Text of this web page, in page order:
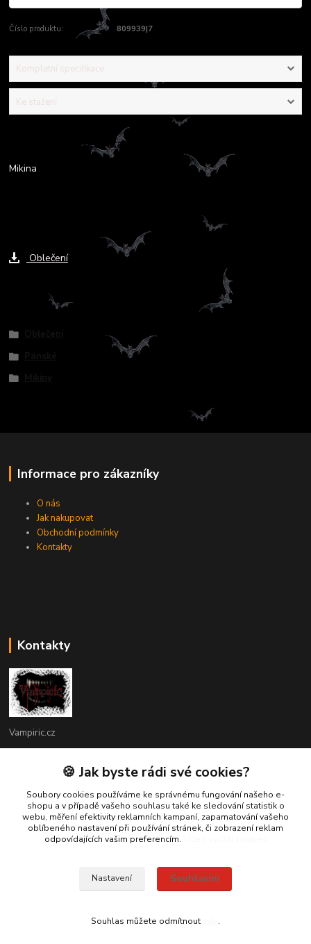
Číslo produktu: 809939|7
Kompletní specifikace
Ke stažení
Kompletní specifikace
Mikina
Oblečení
Zboží zařazeno v kategoriích
Informace pro zákazníky
O nás
Jak nakupovat
Obchodní podmínky
Kontakty
Kontakty
Vampiric.cz
+420 774 198 598
(Po-Pá, 9-16 hod.)
info@vampiric.cz
© 2025 Všechna práva vyhrazena
🍪 Jak byste rádi své cookies?
Soubory cookies používáme ke správnému fungování našeho e-
shopu a v případě vašeho souhlasu také ke sledování statistik o
webu, měření efektivity reklamních kampaní, zapamatování vašeho
oblíbeného nastavení při používání stránek, či zobrazení reklam
odpovídajících vašim preferencím.
Nastavení Souhlasím
Souhlas můžete odmítnout .